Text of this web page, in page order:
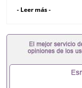
理美国文凭办理
绩单+留学回国人
雅思。（全套留
好友一份完美交
甚至是申请工签
都可以安排办理
- Leer más -